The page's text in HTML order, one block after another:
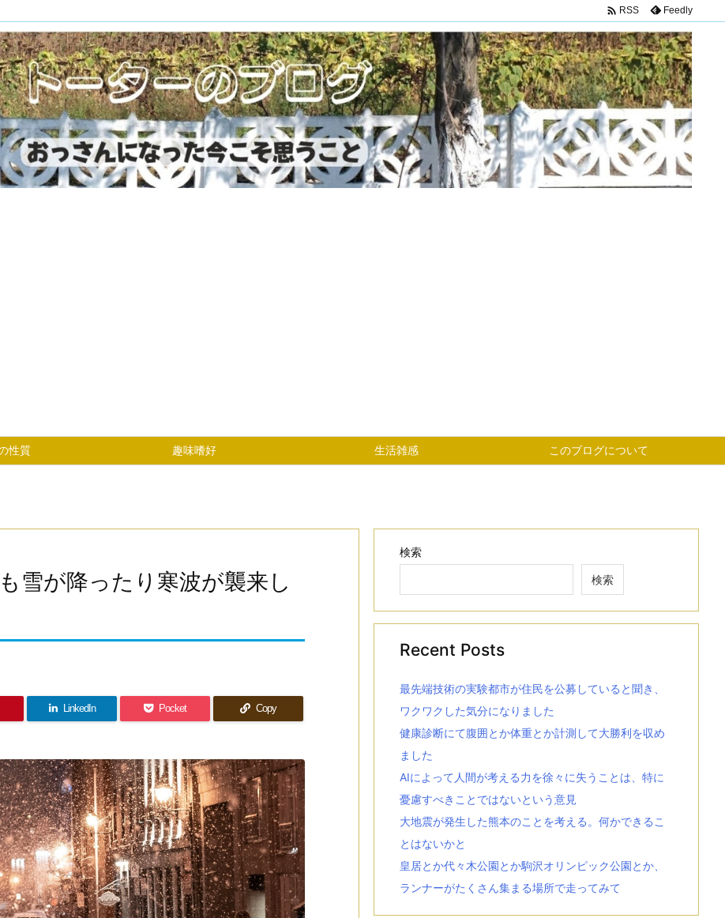
性質 趣味嗜好 生活雑感 このブログについて
 RSS Feedly
雪が降ったり寒波が襲来し
LinkedIn Pocket Copy
検索
検索
Recent Posts
最先端技術の実験都市が住民を公募していると聞き、
ワクワクした気分になりました
健康診断にて腹囲とか体重とか計測して大勝利を収め
ました
AIによって人間が考える力を徐々に失うことは、特に
憂慮すべきことではないという意見
大地震が発生した熊本のことを考える。何かできるこ
とはないかと
皇居とか代々木公園とか駒沢オリンピック公園とか、
ランナーがたくさん集まる場所で走ってみて